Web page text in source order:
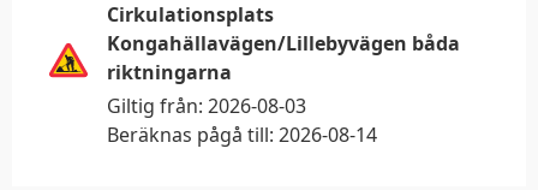
Cirkulationsplats
Kongahällavägen/Lillebyvägen båda
riktningarna
Giltig från: 2026-08-03
Beräknas pågå till: 2026-08-14